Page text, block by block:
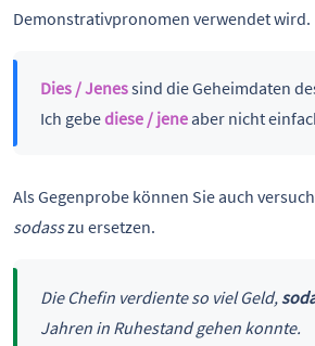
Demonstrativpronomen verwendet wird.
Dies / Jenessind die Geheimdaten
Ich gebediese / jeneaber nicht
Als Gegenprobe können Sie auch
sodasszu ersetzen.
Die Chefin verdiente so viel Geld,
Jahren in Ruhestand gehen konnte.